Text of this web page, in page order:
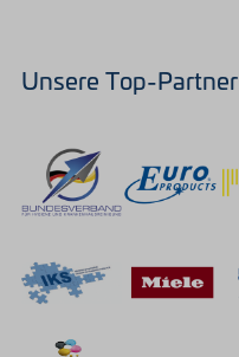
Unsere Top-Partner